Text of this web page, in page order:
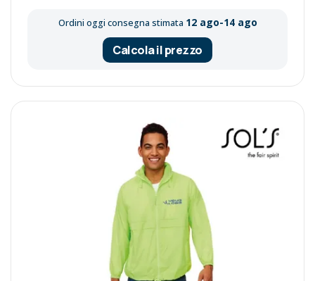
Ordini oggi consegna stimata 12 ago-14 ago
Calcola il prezzo